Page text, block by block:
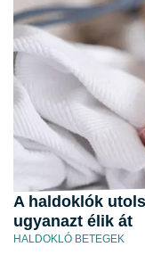
A haldoklók
ugyanazt élik át
HALDOKLÓ BETEGEK